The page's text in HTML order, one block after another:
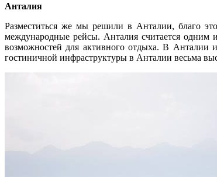
Анталия
Разместиться же мы решили в Анталии, благо
международные рейсы. Анталия считается одним
возможностей для активного отдыха. В Анталии
гостиничной инфраструктуры в Анталии весьма